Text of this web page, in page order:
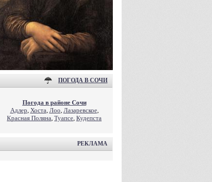
ПОГОДА В СОЧИ
Погода в районе Сочи
Адлер, Хоста, Лоо, Лазаревское,
Красная Поляна, Туапсе, Кудепста
РЕКЛАМА